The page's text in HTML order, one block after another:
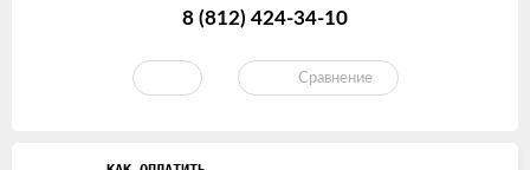
8 (812) 424-34-10
Сравнение